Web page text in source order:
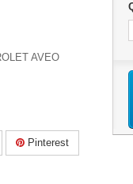
AVEO
Pinterest